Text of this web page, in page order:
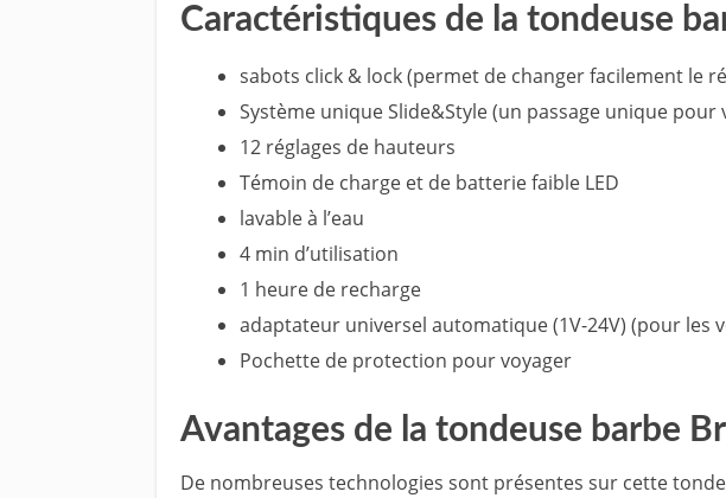
Caractéristiques de la tondeuse
sabots click & lock (permet de changer facilement le
Système unique Slide&Style(un passage unique pour
12 réglages de hauteurs
Témoin de charge et de batterie faible LED
lavable à l’eau
4 min d’utilisation
1 heure de recharge
adaptateur universel automatique (1V-24V) (pour les
Pochette de protection pour voyager
Avantages de la tondeuse barbe
De nombreuses technologies sont présentes sur cette